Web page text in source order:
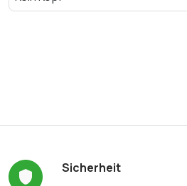
Sicherheit